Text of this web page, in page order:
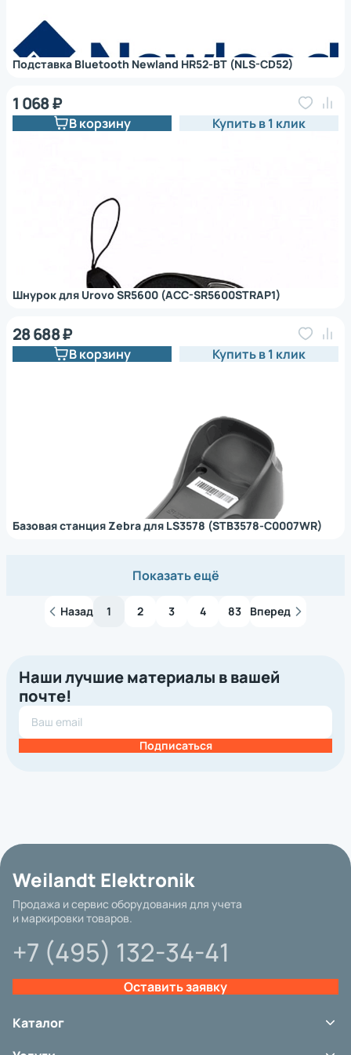
Подставка Bluetooth Newland HR52-BT (NLS-CD52)
Шнурок для Urovo SR5600 (ACC-SR5600STRAP1)
1 068 ₽
В корзину Купить в 1 клик
Базовая станция Zebra для LS3578 (STB3578-C0007WR)
28 688 ₽
В корзину Купить в 1 клик
Показать ещё
Назад 1 2 3 4 83 Вперед
Наши лучшие материалы в вашей
почте!
Подписаться
Weilandt Elektronik
Продажа и сервис оборудования для учета
и маркировки товаров.
+7 (495) 132-34-41
Оставить заявку
Каталог